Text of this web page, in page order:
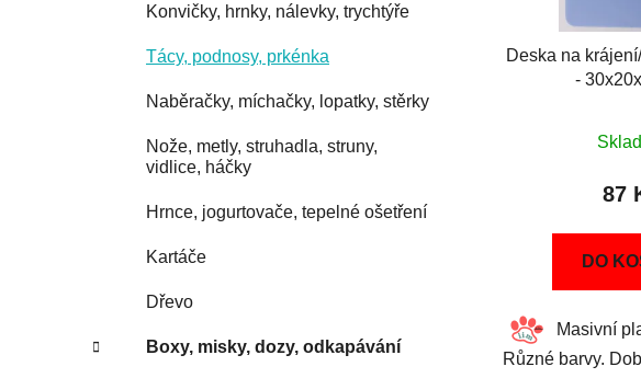
Konvičky, hrnky, nálevky, trychtýře
Tácy, podnosy, prkénka
Naběračky, míchačky, lopatky, stěrky
Nože, metly, struhadla, struny,
vidlice, háčky
Hrnce, jogurtovače, tepelné ošetření
Kartáče
Dřevo
Boxy, misky, dozy, odkapávání
Deska na
-
87
DO
Masivní
Různé barvy.